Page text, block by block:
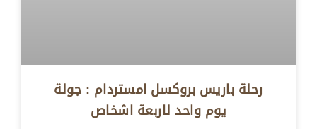
رحلة باريس بروكسل امستردام : جولة
يوم واحد لاربعة اشخاص